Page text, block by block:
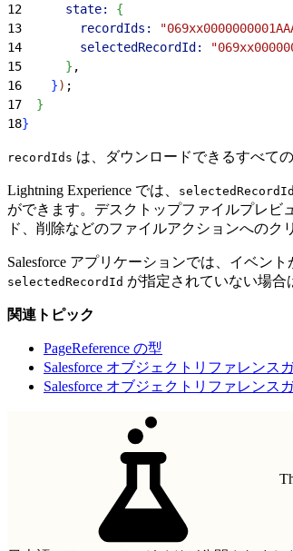
12
      state:
{
13
        recordIds:
14
        selectedRecordId:
15
} ,
16
}) ;
17
}
18}
recordIds は、ダウンロードできるすべて
Lightning Experience では、 selectedRecordId
ができます。デスクトップファイルプレビ
ド、削除などのファイルアクションへのク
Salesforce アプリケーションでは、イベン
selectedRecordId が指定されていない場合
関連トピック
PageReference の型
Salesforce オブジェクトリファレンス
Salesforce オブジェクトリファレンス